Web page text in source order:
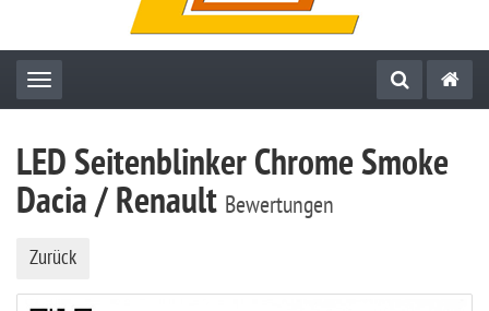
Toggle navigation
LED Seitenblinker Chrome Smoke
Dacia / Renault Bewertungen
Zurück